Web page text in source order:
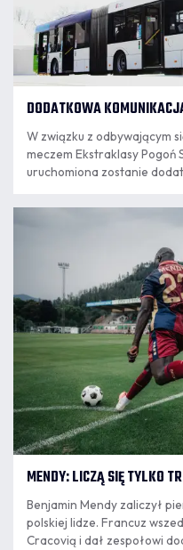
DODATKOWA
W związku z odbywającym
meczem Ekstraklasy Pogoń
uruchomiona zostanie
MENDY: LICZĄ SIĘ TYLKO
Benjamin Mendy zaliczył
polskiej lidze. Francuz
Cracovią i dał zespołowi